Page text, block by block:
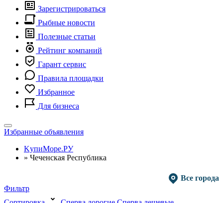
Зарегистрироваться
Рыбные новости
Полезные статьи
Рейтинг компаний
Гарант сервис
Правила площадки
Избранное
Для бизнеса
Toggle
navigation
Избранные объявления
KупиМоре.РУ
» Чеченская Республика
Все города
Фильтр